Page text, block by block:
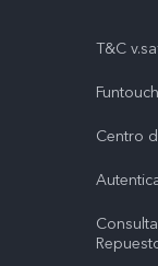
T&C
Centro